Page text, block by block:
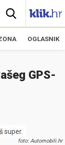
OGLASNIK
GPS-
super.
foto: Automobili.hr